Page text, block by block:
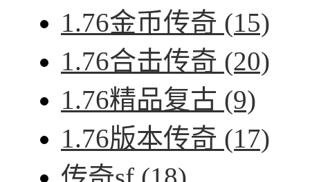
1.76金币传奇 (15)
1.76合击传奇 (20)
1.76精品复古 (9)
1.76版本传奇 (17)